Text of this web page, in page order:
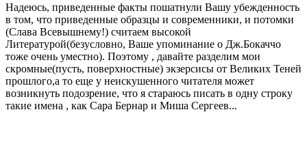
Надеюсь, приведенные факты пошатнули Вашу убежденность
в том, что приведенные образцы и современники, и потомки
(Слава Всевышнему!) считаем высокой
Литературой(безусловно, Ваше упоминание о Дж.Бокаччо
тоже очень уместно). Поэтому , давайте разделим мои
скромные(пусть, поверхностные) экзерсисы от Великих Теней
прошлого,а то еще у неискушенного читателя может
возникнуть подозрение, что я стараюсь писать в одну строку
такие имена , как Сара Бернар и Миша Сергеев...